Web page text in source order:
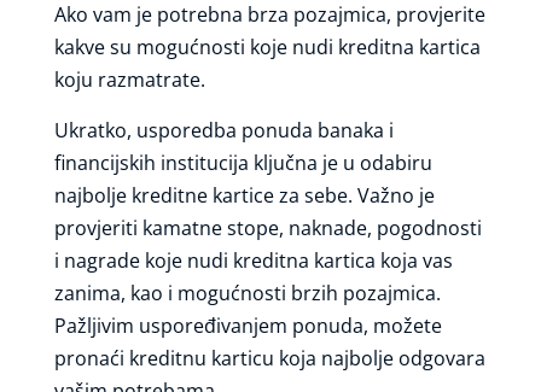
Ako vam je potrebna brza pozajmica, provjerite
kakve su mogućnosti koje nudi kreditna kartica
koju razmatrate.
Ukratko, usporedba ponuda banaka i
financijskih institucija ključna je u odabiru
najbolje kreditne kartice za sebe. Važno je
provjeriti kamatne stope, naknade, pogodnosti
i nagrade koje nudi kreditna kartica koja vas
zanima, kao i mogućnosti brzih pozajmica.
Pažljivim uspoređivanjem ponuda, možete
pronaći kreditnu karticu koja najbolje odgovara